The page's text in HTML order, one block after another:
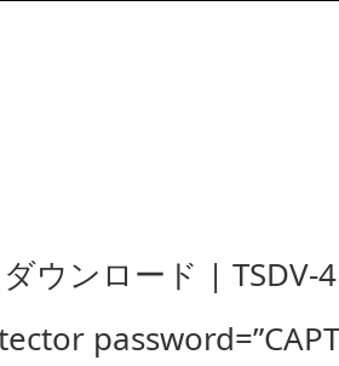
ウンロード | TSDV-